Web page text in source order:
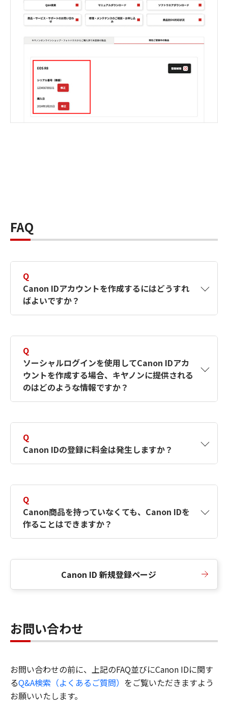
FAQ
Q
Canon IDアカウントを作成するにはどうすれ
ばよいですか？
す。詳しい作成方法は【カメラ】Canon IDとは
何ですか？Canon IDの作成方法は？をご確認く
ださい。
Q
ソーシャルログインを使用してCanon IDアカ
ウントを作成する場合、キヤノンに提供される
のはどのような情報ですか？
択したサービスから取得します。アカウントを
簡単に作成できるように、この情報を使用して
Canon IDの登録フォームを入力します。
Q
Canon IDの登録に料金は発生しますか？
Q
Canon商品を持っていなくても、Canon IDを
作ることはできますか？
Canon ID 新規登録ページ
お問い合わせ
お問い合わせの前に、上記のFAQ並びにCanon IDに関す
るQ&A検索（よくあるご質問） をご覧いただきますよう
お願いいたします。